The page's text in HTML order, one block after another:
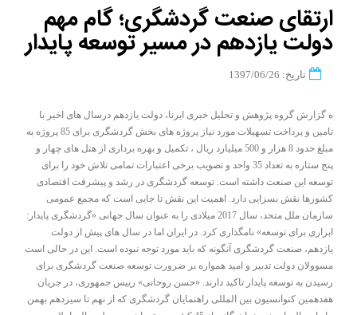
ارتقای صنعت گردشگری؛ گام مهم
دولت یازدهم در مسیر توسعه پایدار
تاریخ: 1397/06/26
ه گزارش گروه پژوهش و تحلیل خبری ایرنا، دولت یازدهم درسال های اخیر با
تامین و پرداخت تسهیلات مورد نیاز پروژه های بخش گردشگری برای 85 پروژه به
مبلغ حدود 8 هزار و 500 میلیارد ریال ، تکمیل و بهره برداری از هتل های چهار و
پنج ستاره به تعداد 35 واحد و تصویب برخی اعتبارات تمامی تلاش خود را برای
توسعه این صنعت داشته است. توسعه گردشگری در رشد و پیشرفت اقتصادی
کشورها نقش بسزایی دارد. اهمیت این نقش تا جایی است که مجمع عمومی
سازمان ملل متحد، سال 2017 میلادی را به ‌عنوان سال جهانی «گردشگری پایدار:
ابزاری برای توسعه» نامگذاری کرد. در ایران اما در سال های پیش از دولت
یازدهم، صنعت گردشگری آنگونه که باید مورد توجه نبوده است. این در حالی است
مسوولان دولت تدبیر و امید همواره بر ضرورت توسعه صنعت گردشگری برای
رسیدن به توسعه پایدار تاکید دارند. «حسن روحانی» رییس جمهوری، در جریان
هفدهمین کنوانسیون بین ‌المللی راهنمایان گردشگری که از نهم تا سیزدهم بهمن